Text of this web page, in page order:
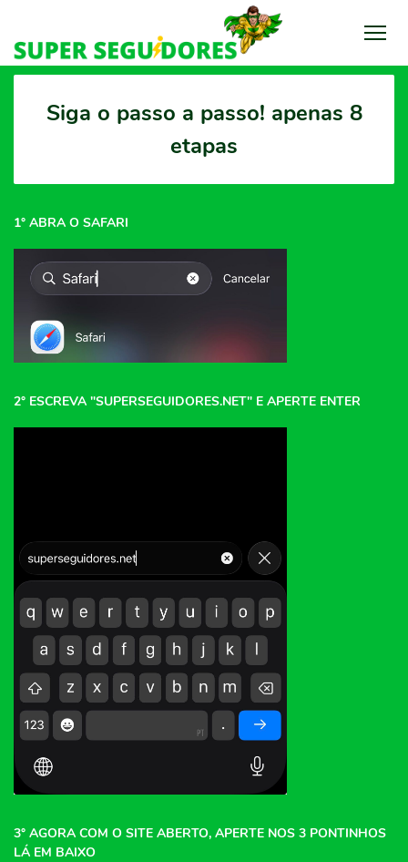
Siga o passo a passo! apenas 8
etapas
1° ABRA O SAFARI
2° ESCREVA "SUPERSEGUIDORES.NET" E APERTE ENTER
3° AGORA COM O SITE ABERTO, APERTE NOS 3 PONTINHOS
LÁ EM BAIXO